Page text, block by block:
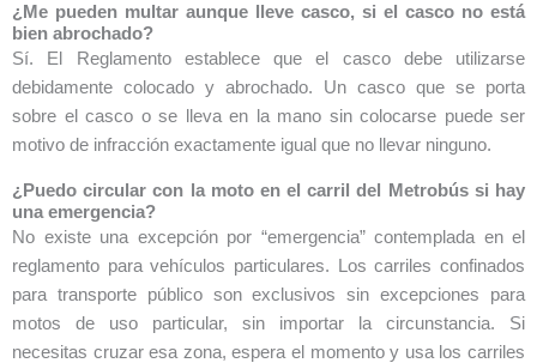
¿Me pueden multar aunque lleve casco, si el casco no está
bien abrochado?
Sí. El Reglamento establece que el casco debe utilizarse
debidamente colocado y abrochado. Un casco que se porta
sobre el casco o se lleva en la mano sin colocarse puede ser
motivo de infracción exactamente igual que no llevar ninguno.
¿Puedo circular con la moto en el carril del Metrobús si hay
una emergencia?
No existe una excepción por “emergencia” contemplada en el
reglamento para vehículos particulares. Los carriles confinados
para transporte público son exclusivos sin excepciones para
motos de uso particular, sin importar la circunstancia. Si
necesitas cruzar esa zona, espera el momento y usa los carriles